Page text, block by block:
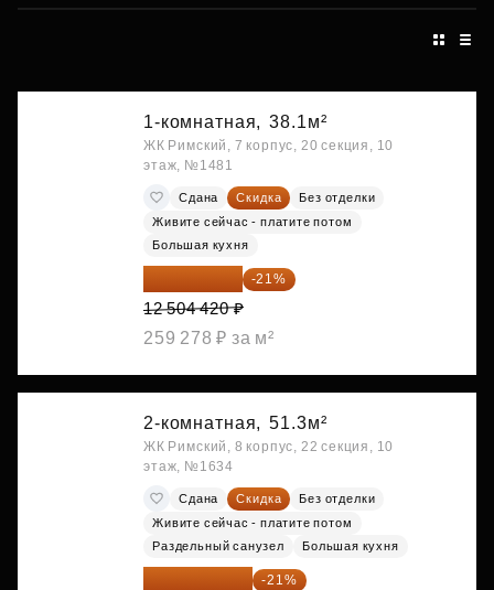
1-комнатная, 38.1м²
ЖК Римский, 7 корпус, 20 секция, 10
этаж, №1481
Сдана Скидка
Без отделки
Живите сейчас - платите потом
Большая кухня
-21%
12 504 420 ₽
259 278 ₽ за м²
2-комнатная, 51.3м²
ЖК Римский, 8 корпус, 22 секция, 10
этаж, №1634
Сдана Скидка
Без отделки
Живите сейчас - платите потом
Раздельный санузел
Большая кухня
11 388 087 ₽ -21%